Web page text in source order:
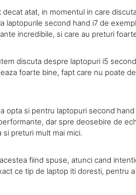
decat atat, in momentul in care
laptopurile second hand i7 de
incredibile, si care au preturi
discuta despre laptopuri i5
foarte bine, fapt care nu poate
opta si pentru laptopuri second
dar spre deosebire de
si preturi mult mai mici.
fiind spuse, atunci cand
ce tip de laptop iti doresti, pentru